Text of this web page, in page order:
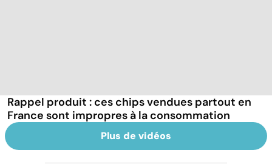
Rappel produit : ces chips vendues partout en
France sont impropres à la consommation
Plus de vidéos